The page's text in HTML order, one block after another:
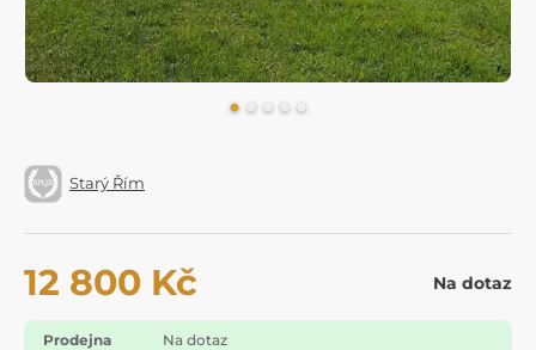
Starý Řím
12 800 Kč Na dotaz
Prodejna
Na dotaz